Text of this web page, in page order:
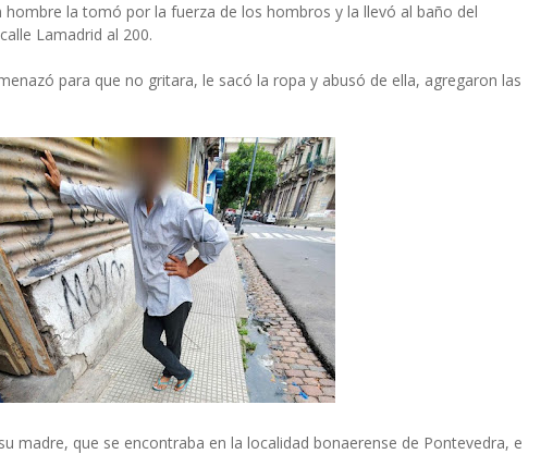
hombre la tomó por la fuerza de los hombros y la llevó al baño del
Lamadrid al 200.
para que no gritara, le sacó la ropa y abusó de ella, agregaron las
madre, que se encontraba en la localidad bonaerense de Pontevedra, e